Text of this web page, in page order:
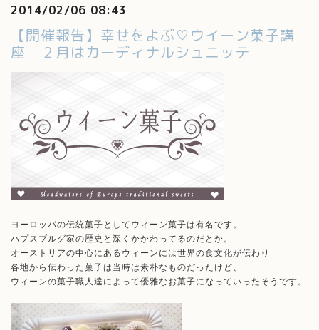
2014/02/06 08:43
【開催報告】幸せをよぶ♡ウイーン菓子講
座 ２月はカーディナルシュニッテ
ヨーロッパの伝統菓子としてウィーン菓子は有名です。
ハプスブルグ家の歴史と深くかかわってるのだとか。
オーストリアの中心にあるウィーンには世界の食文化が伝わり
各地から伝わった菓子は当時は素朴なものだったけど、
ウィーンの菓子職人達によって優雅なお菓子になっていったそうです。